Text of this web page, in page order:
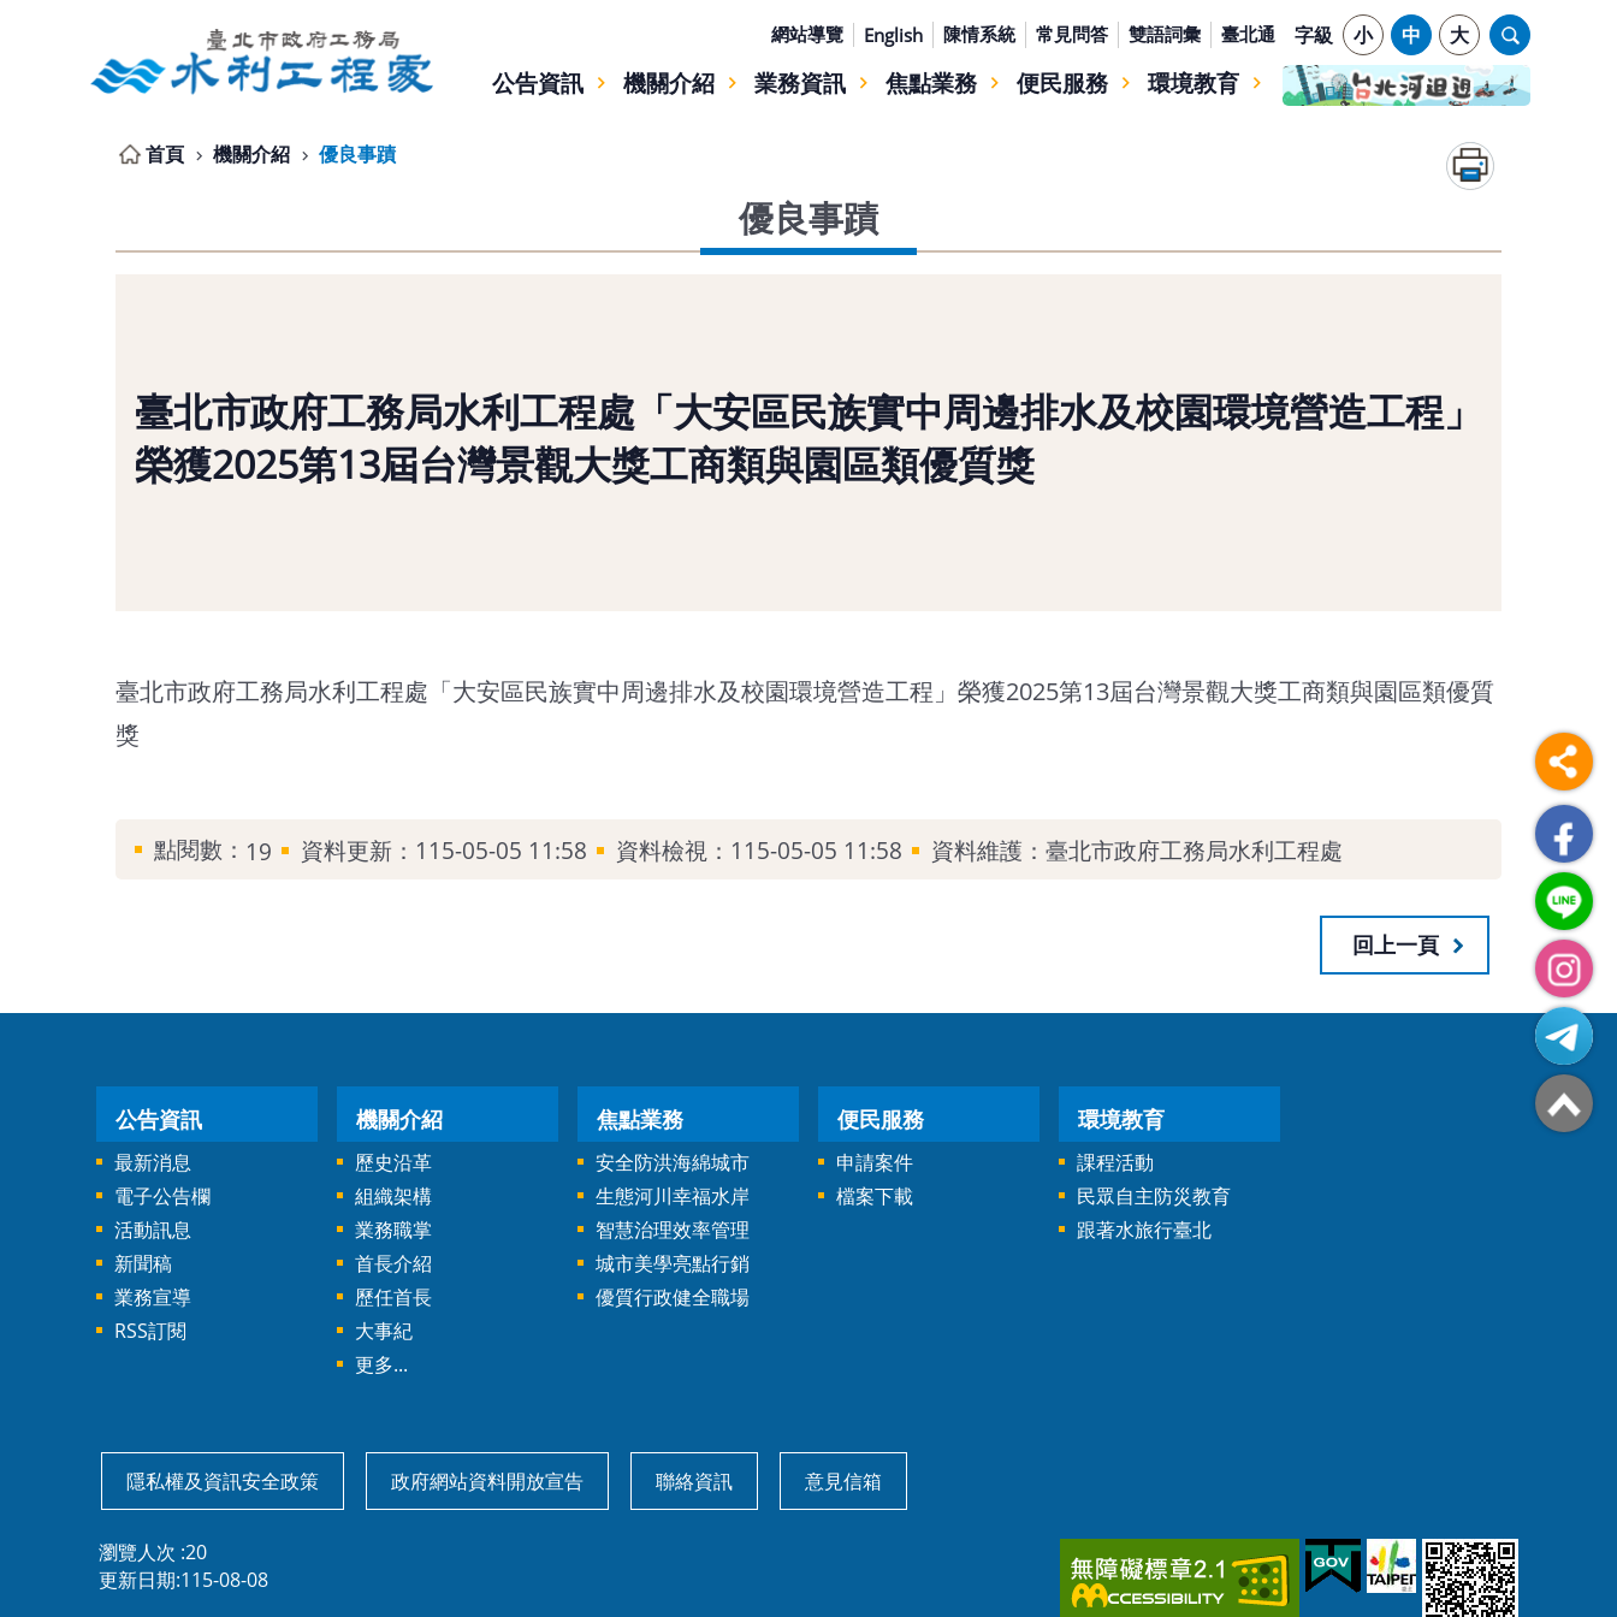
網站導覽 English 陳情系統 常見問答 雙語詞彙 臺北通 字級 小 中 大
公告資訊 機關介紹 業務資訊 焦點業務 便民服務 環境教育
首頁 機關介紹 優良事蹟
優良事蹟
臺北市政府工務局水利工程處「大安區民族實中周邊排水及校園環境營造工程」
榮獲2025第13屆台灣景觀大獎工商類與園區類優質獎
臺北市政府工務局水利工程處「大安區民族實中周邊排水及校園環境營造工程」榮獲2025第13屆台灣景觀大獎工商類與園區類優質
獎
點閱數： 19 資料更新：115-05-05 11:58 資料檢視：115-05-05 11:58 資料維護：臺北市政府工務局水利工程處
回上一頁
公告資訊
最新消息
電子公告欄
活動訊息
新聞稿
業務宣導
RSS訂閱
機關介紹
歷史沿革
組織架構
業務職掌
首長介紹
歷任首長
大事紀
更多...
焦點業務
安全防洪海綿城市
生態河川幸福水岸
智慧治理效率管理
城市美學亮點行銷
優質行政健全職場
便民服務
申請案件
檔案下載
環境教育
課程活動
民眾自主防災教育
跟著水旅行臺北
隱私權及資訊安全政策 政府網站資料開放宣告 聯絡資訊 意見信箱
瀏覽人次 20
更新日期 115-08-08